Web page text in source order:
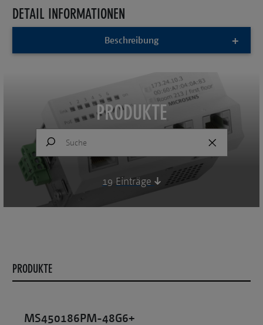
DETAIL INFORMATIONEN
Beschreibung
19 Einträge
PRODUKTE
PRODUKTE
MS450186PM-48G6+